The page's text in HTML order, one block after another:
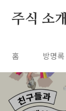
주식 소
홈 방명록